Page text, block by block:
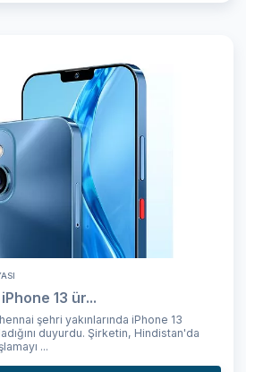
13 ür...
şehri yakınlarında iPhone 13
duyurdu. Şirketin, Hindistan'da
...